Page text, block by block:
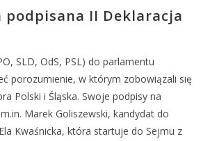
podpisana II Deklaracja
SLD, OdS, PSL) do parlamentu
porozumienie, w którym zobowiązali się
Polski i Śląska. Swoje podpisy na
Marek Goliszewski, kandydat do
Kwaśnicka, która startuje do Sejmu z